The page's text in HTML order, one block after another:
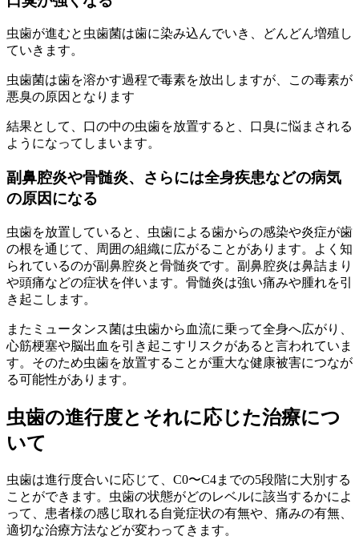
虫歯が進むと虫歯菌は歯に染み込んでいき、どんどん増殖し
ていきます。
虫歯菌は歯を溶かす過程で毒素を放出しますが、この毒素が
悪臭の原因となります
結果として、口の中の虫歯を放置すると、口臭に悩まされる
ようになってしまいます。
副鼻腔炎や骨髄炎、さらには全身疾患などの病気
の原因になる
虫歯を放置していると、虫歯による歯からの感染や炎症が歯
の根を通じて、周囲の組織に広がることがあります。よく知
られているのが副鼻腔炎と骨髄炎です。副鼻腔炎は鼻詰まり
や頭痛などの症状を伴います。骨髄炎は強い痛みや腫れを引
き起こします。
またミュータンス菌は虫歯から血流に乗って全身へ広がり、
心筋梗塞や脳出血を引き起こすリスクがあると言われていま
す。そのため虫歯を放置することが重大な健康被害につなが
る可能性があります。
虫歯の進行度とそれに応じた治療につ
いて
虫歯は進行度合いに応じて、C0〜C4までの5段階に大別する
ことができます。虫歯の状態がどのレベルに該当するかによ
って、患者様の感じ取れる自覚症状の有無や、痛みの有無、
適切な治療方法などが変わってきます。